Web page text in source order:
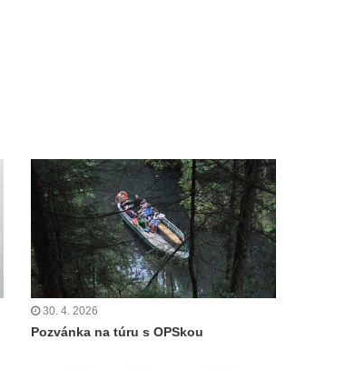
30. 4. 2026
Pozvánka na túru s OPSkou